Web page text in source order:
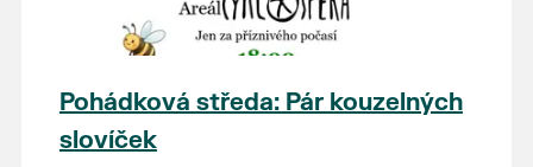
Pohádková středa: Pár kouzelných
slovíček